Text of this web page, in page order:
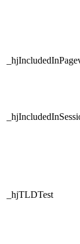
_hjTLDTest